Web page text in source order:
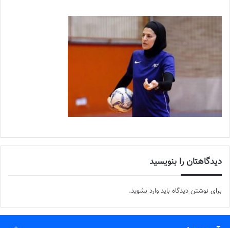
دیدگاهتان را بنویسید
برای نوشتن دیدگاه باید وارد بشوید.